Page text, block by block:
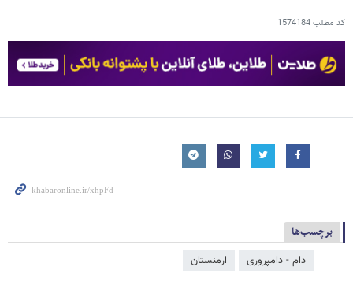
کد مطلب1574184
برچسب‌ها
دام - دامپروری ارمنستان